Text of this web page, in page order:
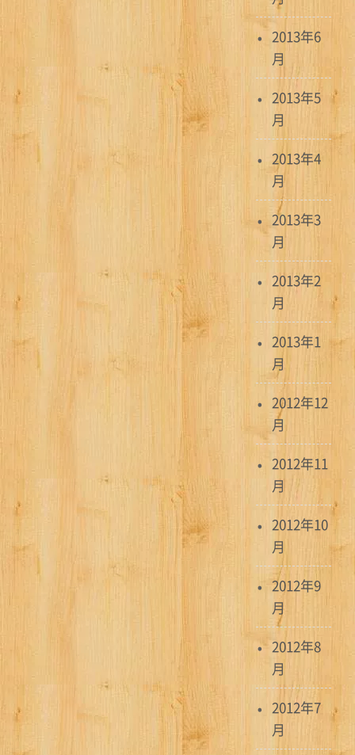
2013年6
月
2013年5
月
2013年4
月
2013年3
月
2013年2
月
2013年1
月
2012年12
月
2012年11
月
2012年10
月
2012年9
月
2012年8
月
2012年7
月